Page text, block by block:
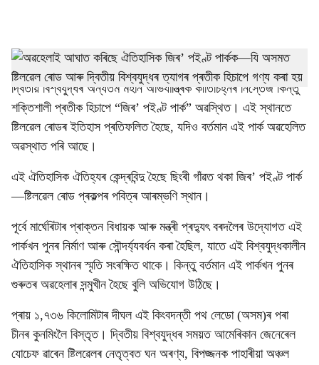
h
a
r
e
ডিব্ৰুগড়: তিনিচুকীয়া জিলাৰ লেকাপানিৰ সেউজীয়া প্ৰাকৃতিক পৰিৱেশৰ মাজত
দ্বিতীয় বিশ্বযুদ্ধৰ অন্যতম মহান অভিযান্ত্ৰিক কীৰ্তিচিহ্নৰ নিস্তেজ কিন্তু
শক্তিশালী প্ৰতীক হিচাপে “জিৰ’ পইণ্ট পাৰ্ক” অৱস্থিত। এই স্থানতে
ষ্টিলৱেল ৰোডৰ ইতিহাস প্ৰতিফলিত হৈছে, যদিও বৰ্তমান এই পাৰ্ক অৱহেলিত
অৱস্থাত পৰি আছে।
এই ঐতিহাসিক ঐতিহ্যৰ কেন্দ্ৰবিন্দু হৈছে ছিংৰী গাঁৱত থকা জিৰ’ পইণ্ট পাৰ্ক
—ষ্টিলৱেল ৰোড প্ৰকল্পৰ পবিত্ৰ আৰম্ভণি স্থান।
পূৰ্বে মাৰ্ঘেৰিটাৰ প্ৰাক্তন বিধায়ক আৰু মন্ত্ৰী প্ৰদ্যুৎ বৰদলৈৰ উদ্যোগত এই
পাৰ্কখন পুনৰ নিৰ্মাণ আৰু সৌন্দৰ্য্যবর্ধন কৰা হৈছিল, যাতে এই বিশ্বযুদ্ধকালীন
ঐতিহাসিক স্থানৰ স্মৃতি সংৰক্ষিত থাকে। কিন্তু বৰ্তমান এই পাৰ্কখন পুনৰ
গুৰুতৰ অৱহেলাৰ সন্মুখীন হৈছে বুলি অভিযোগ উঠিছে।
প্ৰায় ১,৭৩৬ কিলোমিটাৰ দীঘল এই কিংবদন্তী পথ লেডো (অসম)ৰ পৰা
চীনৰ কুনমিংলৈ বিস্তৃত। দ্বিতীয় বিশ্বযুদ্ধৰ সময়ত আমেৰিকান জেনেৰেল
যোচেফ ৱাৰেন ষ্টিলৱেলৰ নেতৃত্বত ঘন অৰণ্য, বিপজ্জনক পাহাৰীয়া অঞ্চল